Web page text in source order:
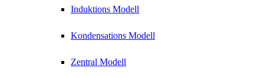
Induktions Modell
Kondensations Modell
Zentral Modell